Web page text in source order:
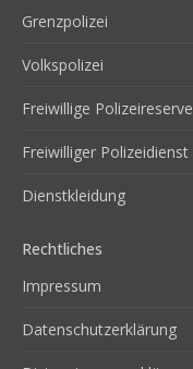
Grenzpolizei
Volkspolizei
Freiwillige Polizeireserve
Freiwilliger Polizeidienst
Dienstkleidung
Rechtliches
Impressum
Datenschutzerklärung